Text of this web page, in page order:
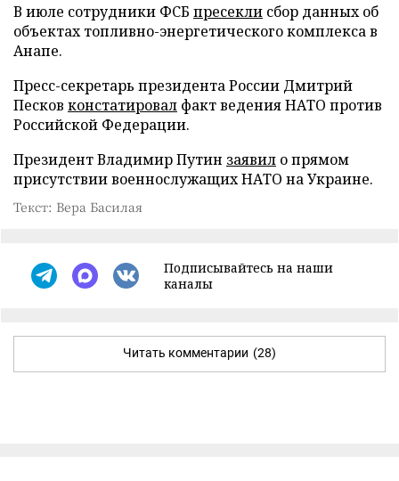
В июле сотрудники ФСБ пресекли сбор данных об
объектах топливно-энергетического комплекса в
Анапе.
Пресс-секретарь президента России Дмитрий
Песков констатировал факт ведения НАТО против
Российской Федерации.
Президент Владимир Путин заявил о прямом
присутствии военнослужащих НАТО на Украине.
Текст: Вера Басилая
Подписывайтесь на наши
каналы
Читать комментарии (28)